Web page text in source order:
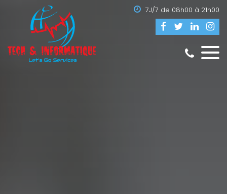
7J/7 de 08h00 à 21h00